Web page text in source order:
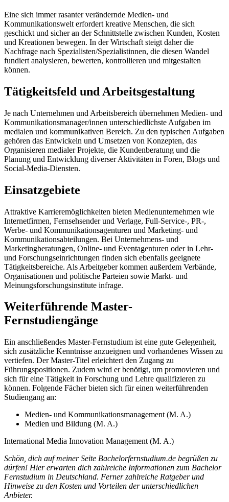
Eine sich immer rasanter verändernde Medien- und
Kommunikationswelt erfordert kreative Menschen, die sich
geschickt und sicher an der Schnittstelle zwischen Kunden, Kosten
und Kreationen bewegen. In der Wirtschaft steigt daher die
Nachfrage nach Spezialisten/Spezialistinnen, die diesen Wandel
fundiert analysieren, bewerten, kontrollieren und mitgestalten
können.
Tätigkeitsfeld und Arbeitsgestaltung
Je nach Unternehmen und Arbeitsbereich übernehmen Medien- und
Kommunikationsmanager/innen unterschiedlichste Aufgaben im
medialen und kommunikativen Bereich. Zu den typischen Aufgaben
gehören das Entwickeln und Umsetzen von Konzepten, das
Organisieren medialer Projekte, die Kundenberatung und die
Planung und Entwicklung diverser Aktivitäten in Foren, Blogs und
Social-Media-Diensten.
Einsatzgebiete
Attraktive Karrieremöglichkeiten bieten Medienunternehmen wie
Internetfirmen, Fernsehsender und Verlage, Full-Service-, PR-,
Werbe- und Kommunikationsagenturen und Marketing- und
Kommunikationsabteilungen. Bei Unternehmens- und
Marketingberatungen, Online- und Eventagenturen oder in Lehr-
und Forschungseinrichtungen finden sich ebenfalls geeignete
Tätigkeitsbereiche. Als Arbeitgeber kommen außerdem Verbände,
Organisationen und politische Parteien sowie Markt- und
Meinungsforschungsinstitute infrage.
Weiterführende Master-
Fernstudiengänge
Ein anschließendes Master-Fernstudium ist eine gute Gelegenheit,
sich zusätzliche Kenntnisse anzueignen und vorhandenes Wissen zu
vertiefen. Der Master-Titel erleichtert den Zugang zu
Führungspositionen. Zudem wird er benötigt, um promovieren und
sich für eine Tätigkeit in Forschung und Lehre qualifizieren zu
können. Folgende Fächer bieten sich für einen weiterführenden
Studiengang an:
Medien- und Kommunikationsmanagement (M. A.)
Medien und Bildung (M. A.)
International Media Innovation Management (M. A.)
Schön, dich auf meiner Seite Bachelorfernstudium.de begrüßen zu
dürfen! Hier erwarten dich zahlreiche Informationen zum Bachelor
Fernstudium in Deutschland. Ferner zahlreiche Ratgeber und
Hinweise zu den Kosten und Vorteilen der unterschiedlichen
Anbieter.